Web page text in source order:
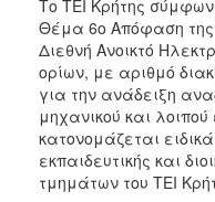
2019
2018
2017
2016
2015
2012
Το ΤΕΙ Κρήτης
Θέμα 6ο Απόφαση της
Διεθνή Ανοικτό
ορίων, με αριθμό
για την ανάδειξη
μηχανικού και
κατονομάζεται
εκπαιδευτικής και
τμημάτων του ΤΕΙ